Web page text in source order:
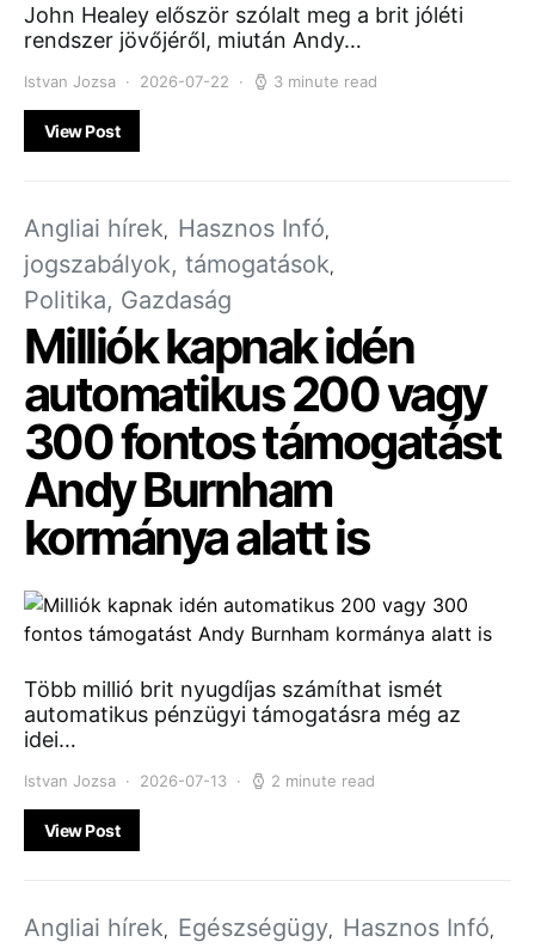
John Healey először szólalt meg a brit jóléti
rendszer jövőjéről, miután Andy…
Istvan Jozsa 2026-07-22 3 minute read
View Post
Angliai hírek Hasznos Infó
jogszabályok, támogatások
Politika, Gazdaság
Milliók kapnak idén
automatikus 200 vagy
300 fontos támogatást
Andy Burnham
kormánya alatt is
Több millió brit nyugdíjas számíthat ismét
automatikus pénzügyi támogatásra még az
idei…
Istvan Jozsa 2026-07-13 2 minute read
View Post
Angliai hírek Egészségügy Hasznos Infó